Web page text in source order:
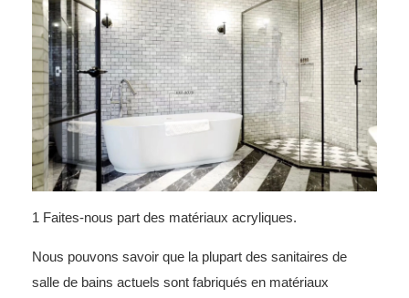
1 Faites-nous part des matériaux acryliques.
Nous pouvons savoir que la plupart des sanitaires de
salle de bains actuels sont fabriqués en matériaux